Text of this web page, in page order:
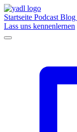
Startseite Podcast Blog
Lass uns kennenlernen